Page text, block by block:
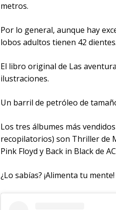
metros.
Por lo general, aunque hay
lobos adultos tienen 42 dientes.
El libro original de Las
ilustraciones.
Un barril de petróleo de
Los tres álbumes más
recopilatorios) son Thriller de
Pink Floyd y Back in Black de
¿Lo sabías? ¡Alimenta tu mente!